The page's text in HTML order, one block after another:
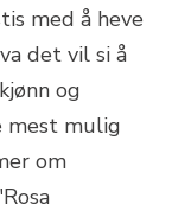
med å heve
det vil si å
og
mest mulig
om